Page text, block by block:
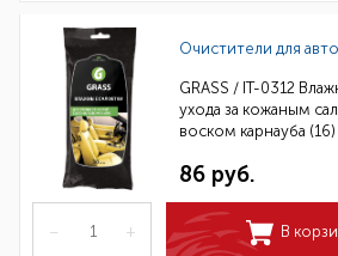
Очистители для
GRASS / IT-0312
ухода за кожаным
воском карнауба (16)
86 руб.
– + В